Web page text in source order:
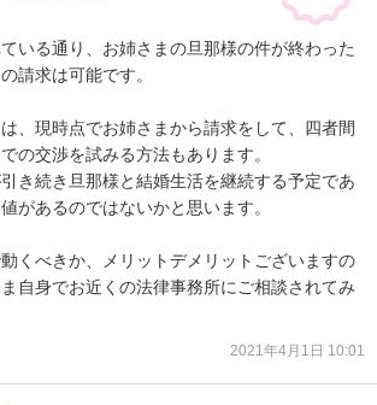
いる通り、お姉さまの旦那様の件が終わった
請求は可能です。
、現時点でお姉さまから請求をして、四者間
の交渉を試みる方法もあります。
き続き旦那様と結婚生活を継続する予定であ
があるのではないかと思います。
くべきか、メリットデメリットございますの
自身でお近くの法律事務所にご相談されてみ
2021年4月1日 10:01